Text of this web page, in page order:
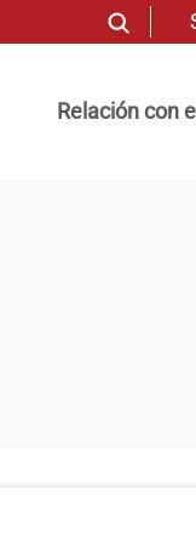
Relación con